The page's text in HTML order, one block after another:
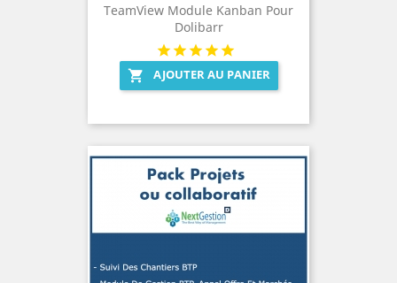
TeamView Module Kanban Pour
Dolibarr
 AJOUTER AU PANIER